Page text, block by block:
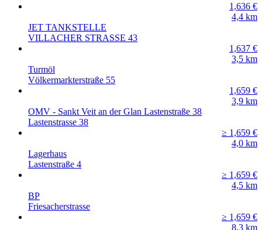
1,636 €
4,4 km
JET TANKSTELLE
VILLACHER STRASSE 43
1,637 €
3,5 km
Turmöl
Völkermarkterstraße 55
1,659 €
3,9 km
OMV - Sankt Veit an der Glan Lastenstraße 38
Lastenstrasse 38
≥ 1,659 €
4,0 km
Lagerhaus
Lastenstraße 4
≥ 1,659 €
4,5 km
BP
Friesacherstrasse
≥ 1,659 €
8,3 km